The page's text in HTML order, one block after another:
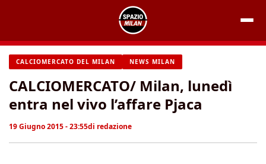
contenuto
CALCIOMERCATO DEL MILAN NEWS MILAN
CALCIOMERCATO/ Milan, lunedì
entra nel vivo l’affare Pjaca
19 Giugno 2015 - 23:55di redazione